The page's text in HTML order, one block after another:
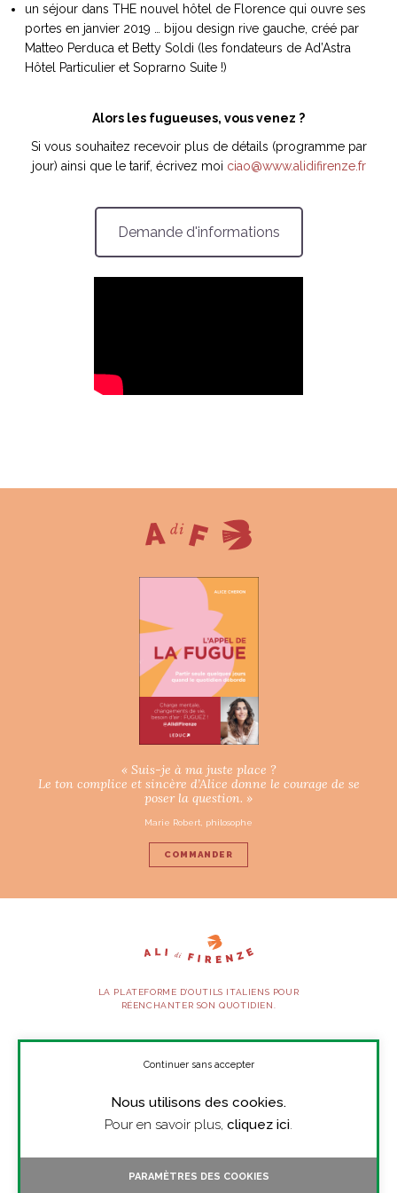
un séjour dans THE nouvel hôtel de Florence qui ouvre ses
portes en janvier 2019 … bijou design rive gauche, créé par
Matteo Perduca et Betty Soldi (les fondateurs de Ad’Astra
Hôtel Particulier et Soprarno Suite !)
Alors les fugueuses, vous venez ?
Si vous souhaitez recevoir plus de détails (programme par
jour) ainsi que le tarif, écrivez moi ciao@www.alidifirenze.fr
Demande d'informations
« Suis-je à ma juste place ?
Le ton complice et sincère d’Alice donne le courage de se
poser la question. »
Marie Robert, philosophe
COMMANDER
LA PLATEFORME D’OUTILS ITALIENS POUR
RÉENCHANTER SON QUOTIDIEN.
SUIVEZ-NOUS
Nous utilisons des cookies.
Pour en savoir plus, cliquez ici.
Continuer sans accepter
PARAMÈTRES DES COOKIES